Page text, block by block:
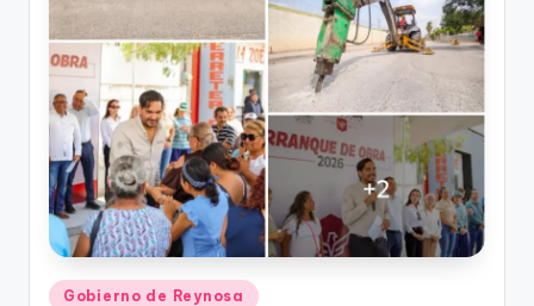
Publicado
Gobierno de Reynosa